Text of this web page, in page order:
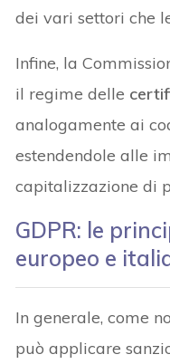
dei vari settori che
Infine, la
il regime delle
analogamente ai
estendendole alle
capitalizzazione di
GDPR: le
europeo e
In generale, come
può applicare